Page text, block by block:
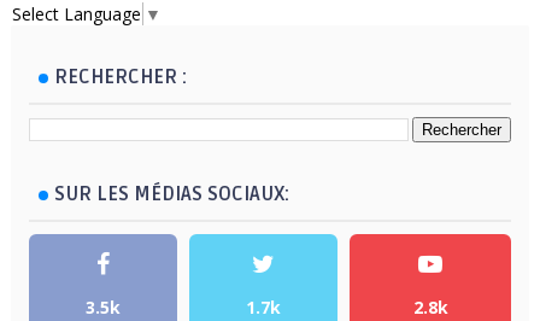
Select Language ▼
RECHERCHER :
SUR LES MÉDIAS SOCIAUX:
3.5k 1.7k 2.8k